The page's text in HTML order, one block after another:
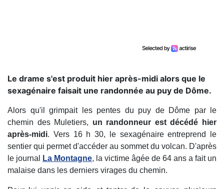
Le drame s'est produit hier après-midi alors que le
sexagénaire faisait une randonnée au puy de Dôme.
Alors qu'il grimpait les pentes du puy de Dôme par le
chemin des Muletiers, un randonneur est décédé hier
après-midi. Vers 16 h 30, le sexagénaire entreprend le
sentier qui permet d'accéder au sommet du volcan. D'après
le journal
La Montagne, la victime âgée de 64 ans a fait un
malaise dans les derniers virages du chemin.